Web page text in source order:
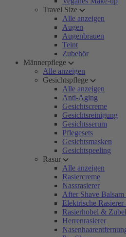
Travel Size
Alle anzeigen
Augen
Augenbrauen
Teint
Zubehör
Männerpflege
Alle anzeigen
Gesichtspflege
Alle anzeigen
Anti-Aging
Gesichtscreme
Gesichtsreinigung
Gesichtsserum
Pflegesets
Gesichtsmasken
Gesichtspeeling
Rasur
Alle anzeigen
Rasiercreme
Nassrasierer
After Shave
Elektrische
Rasierhobel &
Herrenrasierer